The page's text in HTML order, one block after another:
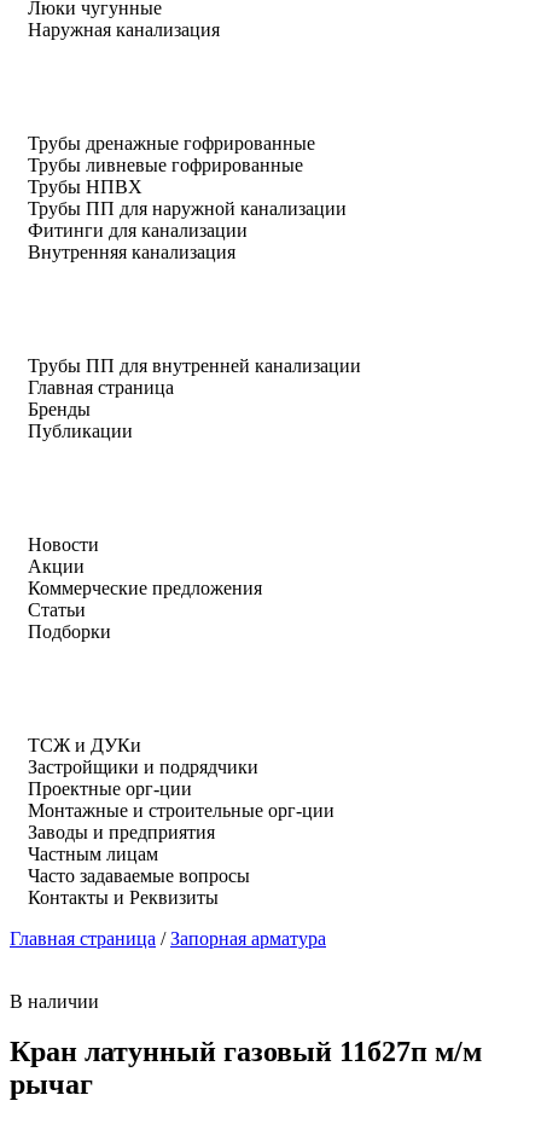
Люки чугунные
Наружная канализация
Трубы дренажные гофрированные
Трубы ливневые гофрированные
Трубы НПВХ
Трубы ПП для наружной канализации
Фитинги для канализации
Внутренняя канализация
Трубы ПП для внутренней канализации
Главная страница
Бренды
Публикации
Новости
Акции
Коммерческие предложения
Статьи
Подборки
ТСЖ и ДУКи
Застройщики и подрядчики
Проектные орг-ции
Монтажные и строительные орг-ции
Заводы и предприятия
Частным лицам
Часто задаваемые вопросы
Контакты и Реквизиты
Главная страница /Запорная арматура
В наличии
Кран латунный газовый 11б27п м/м
рычаг